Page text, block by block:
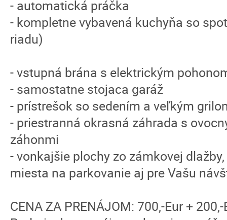
- automatická práčka
- kompletne vybavená kuchyňa so
riadu)
- vstupná brána s elektrickým
- samostatne stojaca garáž
- prístrešok so sedením a veľkým
- priestranná okrasná záhrada s
záhonmi
- vonkajšie plochy zo zámkovej
miesta na parkovanie aj pre Vašu
CENA ZA PRENÁJOM: 700,-Eur +